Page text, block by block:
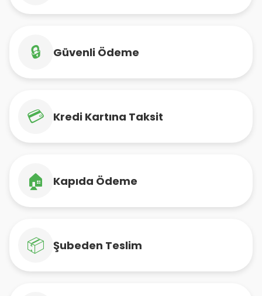
🔒 Güvenli Ödeme
💳 Kredi Kartına Taksit
🏠 Kapıda Ödeme
📦 Şubeden Teslim